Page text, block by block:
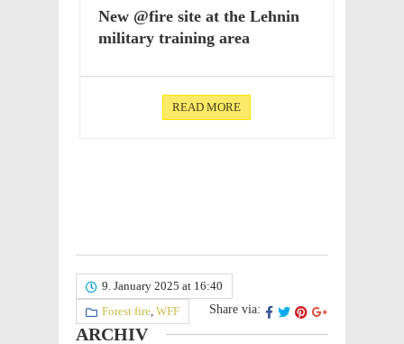
New @fire site at the Lehnin
mili­tary train­ing area
READ MORE
9. January 2025 at 16:40
Forest fire, WFF Share via:
ARCHIV